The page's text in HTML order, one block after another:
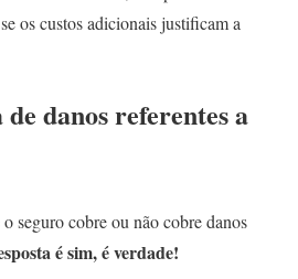
os custos adicionais justificam a
danos referentes a
seguro cobre ou não cobre danos
é sim, é verdade!